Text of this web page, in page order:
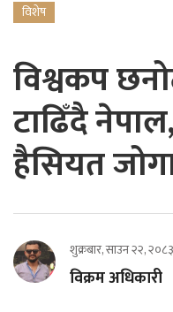
विशेष
विश्वकप
टाढिँदै
हैसियत
शुक्रबार, साउन २२, २०८३
विक्रम अधिकारी